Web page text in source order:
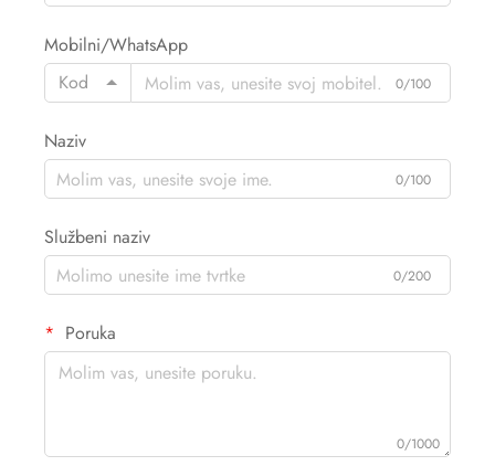
Mobilni/WhatsApp
Kod
0/100
Naziv
0/100
Službeni naziv
0/200
Poruka
0/1000